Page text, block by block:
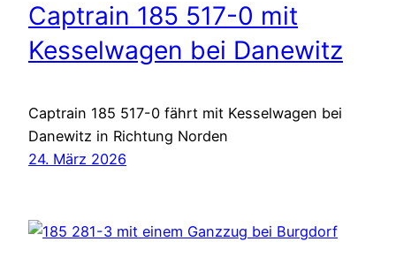
Captrain 185 517-0 mit
Kesselwagen bei Danewitz
Captrain 185 517-0 fährt mit Kesselwagen bei
Danewitz in Richtung Norden
24. März 2026